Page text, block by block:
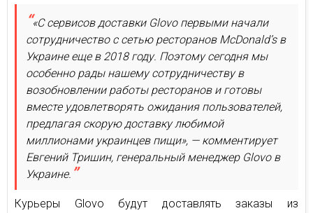
«С сервисов доставки Glovo первыми начали
сотрудничество с сетью ресторанов McDonald’s в
Украине еще в 2018 году. Поэтому сегодня мы
особенно рады нашему сотрудничеству в
возобновлении работы ресторанов и готовы
вместе удовлетворять ожидания пользователей,
предлагая скорую доставку любимой
миллионами украинцев пищи», — комментирует
Евгений Тришин, генеральный менеджер Glovo в
Украине.
Курьеры Glovo будут доставлять заказы из